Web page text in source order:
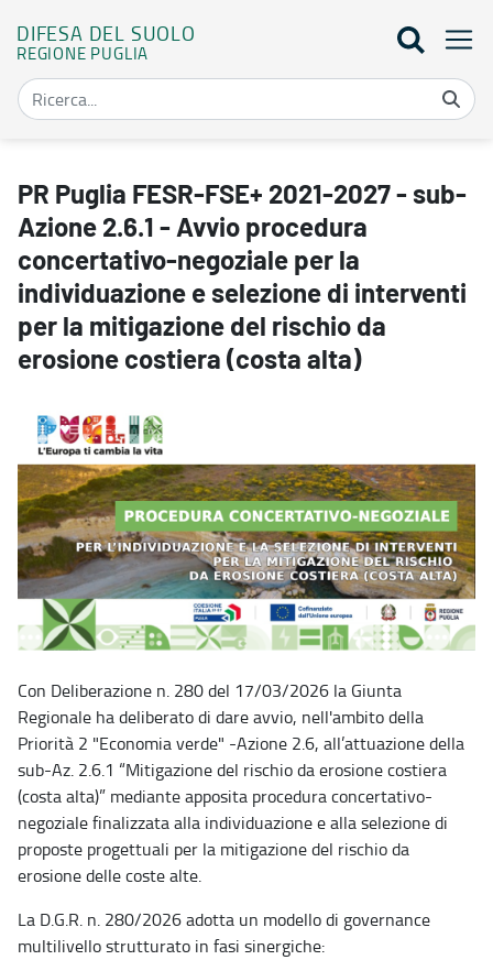
DIFESA DEL SUOLO
REGIONE PUGLIA
PR Puglia FESR-FSE+ 2021-2027 - sub-
Azione 2.6.1 - Avvio procedura
concertativo-negoziale per la
individuazione e selezione di interventi
per la mitigazione del rischio da
erosione costiera (costa alta)
Con Deliberazione n. 280 del 17/03/2026 la Giunta
Regionale ha deliberato di dare avvio, nell'ambito della
Priorità 2 "Economia verde" -Azione 2.6, all’attuazione della
sub-Az. 2.6.1 “Mitigazione del rischio da erosione costiera
(costa alta)” mediante apposita procedura concertativo-
negoziale finalizzata alla individuazione e alla selezione di
proposte progettuali per la mitigazione del rischio da
erosione delle coste alte.
La D.G.R. n. 280/2026 adotta un modello di governance
multilivello strutturato in fasi sinergiche: